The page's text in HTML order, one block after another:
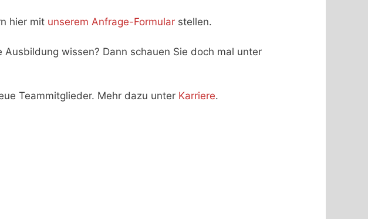
hier mit unserem Anfrage-Formular stellen.
wissen? Dann schauen Sie doch mal unter
Teammitglieder. Mehr dazu unter Karriere.